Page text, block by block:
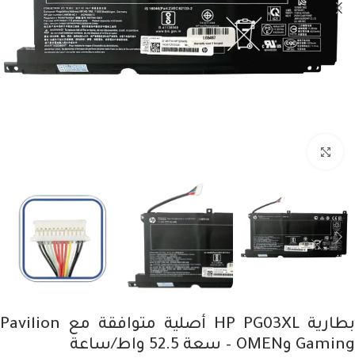
بطارية HP PG03XL أصلية متوافقة مع Pavilion
Gaming وOMEN – سعة 52.5 واط/ساعة